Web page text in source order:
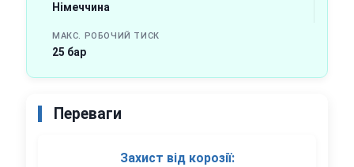
Німеччина
МАКС. РОБОЧИЙ ТИСК
25 бар
Переваги
Захист від корозії: